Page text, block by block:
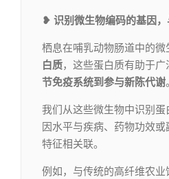
❥ 识别微生物编码的基因
栖息在哺乳动物肠道中的微
白质，这些蛋白质有助于广
节免疫系统到参与新陈代谢。
我们从这些微生物中识别
因水平与疾病、药物功效
特征相关联。
例如，与传统的高纤维农